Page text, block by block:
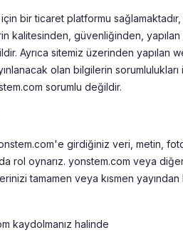
bir ticaret platformu
kalitesinden, güvenliğinden,
Ayrıca sitemiz üzerinden yapılan
olan bilgilerin sorumlulukları
sorumlu değildir.
girdiğiniz veri, metin,
rol oynarız. yonstem.com veya
tamamen veya kısmen yayından
kaydolmanız halinde